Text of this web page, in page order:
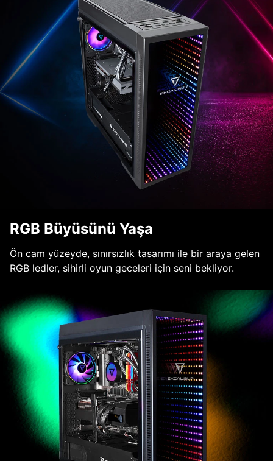
RGB Büyüsünü Yaşa
Ön cam yüzeyde, sınırsızlık tasarımı ile bir araya gelen
RGB ledler, sihirli oyun geceleri için seni bekliyor.